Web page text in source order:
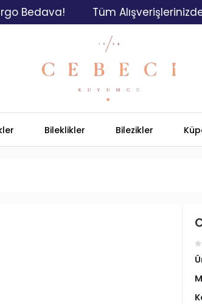
Tüm Alışverişlerinizde
Bileklikler Bilezikler